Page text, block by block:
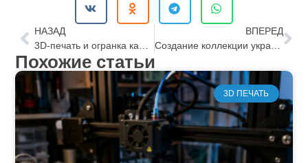
НАЗАД
ВПЕРЕД
Похожие статьи
3D ПЕЧАТЬ